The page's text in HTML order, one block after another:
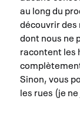
au long du
découvrir
dont nous ne
racontent les
Sinon, vous
les rues (je